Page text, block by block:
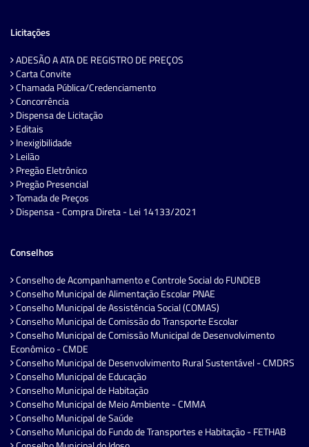
Licitações
ADESÃO A ATA DE REGISTRO DE PREÇOS
Carta Convite
Chamada Pública/Credenciamento
Concorrência
Dispensa de Licitação
Editais
Inexigibilidade
Leilão
Pregão Eletrônico
Pregão Presencial
Tomada de Preços
Dispensa - Compra Direta - Lei 14133/2021
Conselhos
Conselho de Acompanhamento e Controle Social do FUNDEB
Conselho Municipal de Alimentação Escolar PNAE
Conselho Municipal de Assistência Social (COMAS)
Conselho Municipal de Comissão do Transporte Escolar
Conselho Municipal de Comissão Municipal de Desenvolvimento
Econômico - CMDE
Conselho Municipal de Desenvolvimento Rural Sustentável - CMDRS
Conselho Municipal de Educação
Conselho Municipal de Habitação
Conselho Municipal de Meio Ambiente - CMMA
Conselho Municipal de Saúde
Conselho Municipal do Fundo de Transportes e Habitação - FETHAB